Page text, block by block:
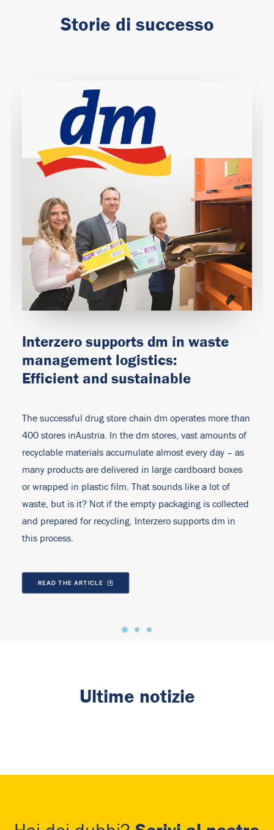
Storie di successo
Interzero supports dm in waste
management logistics:
Efficient and sustainable
The successful drug store chain dm operates more than
400 stores inAustria. In the dm stores, vast amounts of
recyclable materials accumulate almost every day – as
many products are delivered in large cardboard boxes
or wrapped in plastic film. That sounds like a lot of
waste, but is it? Not if the empty packaging is collected
and prepared for recycling. Interzero supports dm in
this process.
READ THE ARTICLE
Ultime notizie